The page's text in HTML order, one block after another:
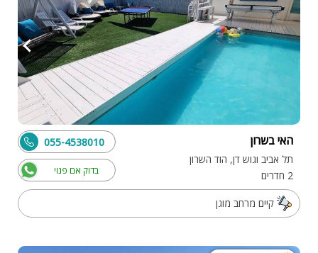
האי בשרון
תל אביב וגוש דן, הוד השרון
2 חדרים
בדוק אם פנוי
055-4538010
קיים מרחב מוגן